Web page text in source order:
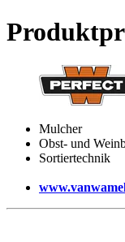
Mulcher
Obst- und
Sortiertechnik